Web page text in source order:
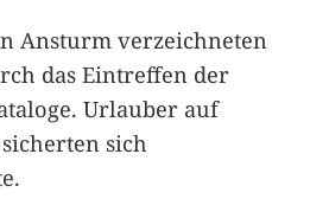
Ansturm verzeichneten
das Eintreffen der
Urlauber auf
sich